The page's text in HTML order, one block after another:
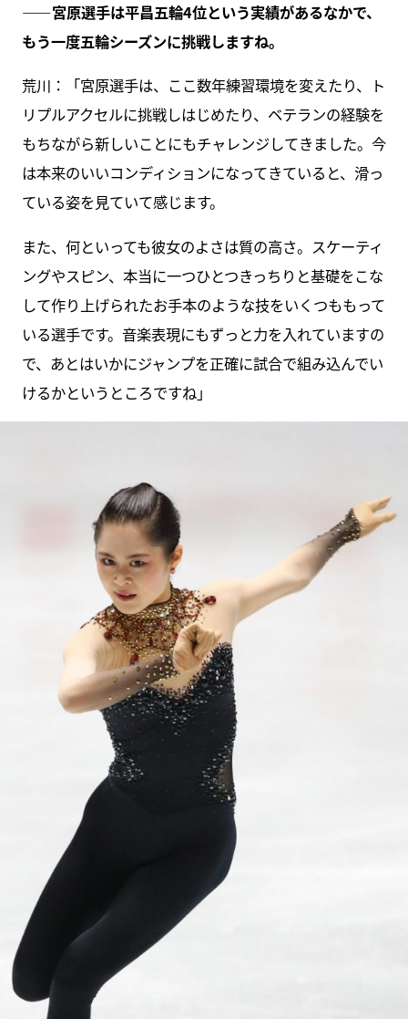
――宮原選手は平昌五輪4位という実績があるなかで、
もう一度五輪シーズンに挑戦しますね。
荒川：「宮原選手は、ここ数年練習環境を変えたり、ト
リプルアクセルに挑戦しはじめたり、ベテランの経験を
もちながら新しいことにもチャレンジしてきました。今
は本来のいいコンディションになってきていると、滑っ
ている姿を見ていて感じます。
また、何といっても彼女のよさは質の高さ。スケーティ
ングやスピン、本当に一つひとつきっちりと基礎をこな
して作り上げられたお手本のような技をいくつももって
いる選手です。音楽表現にもずっと力を入れていますの
で、あとはいかにジャンプを正確に試合で組み込んでい
けるかというところですね」